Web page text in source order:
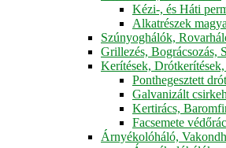
Kézi-, és Háti
Alkatrészek
Szúnyoghálók,
Grillezés, Bográcsozás,
Kerítések,
Ponthegesztett
Galvanizált
Kertirács,
Facsemete
Árnyékolóháló,